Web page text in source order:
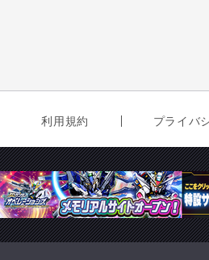
利用規約 プライバ